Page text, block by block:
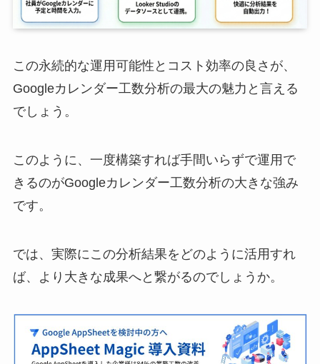
この永続的な運用可能性とコスト効率の良さが、
Googleカレンダー工数分析の最大の魅力と言える
でしょう。
このように、一度構築すれば手間いらずで運用で
きるのがGoogleカレンダー工数分析の大きな強み
です。
では、実際にこの分析結果をどのように活用すれ
ば、より大きな成果へと繋がるのでしょうか。